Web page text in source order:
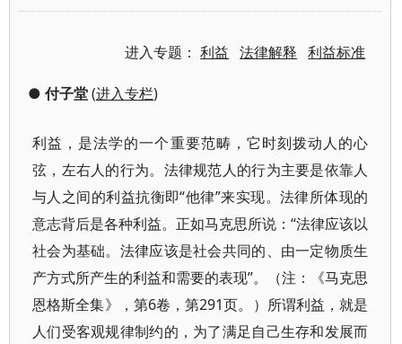
进入专题：利益 法律解释 利益标准
● 付子堂(进入专栏)
利益，是法学的一个重要范畴，它时刻拨动人的心
弦，左右人的行为。法律规范人的行为主要是依靠人
与人之间的利益抗衡即“他律”来实现。法律所体现的
意志背后是各种利益。正如马克思所说：“法律应该以
社会为基础。法律应该是社会共同的、由一定物质生
产方式所产生的利益和需要的表现”。（注：《马克思
恩格斯全集》，第6卷，第291页。）所谓利益，就是
人们受客观规律制约的，为了满足自己生存和发展而